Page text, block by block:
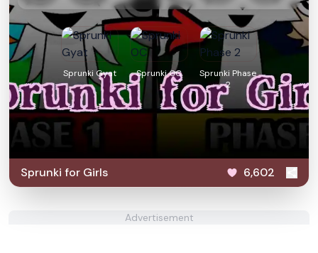
Sprunki Gyat Sprunki OC
Sprunki Phase
2
Sprunki for Girls 6,602
Advertisement